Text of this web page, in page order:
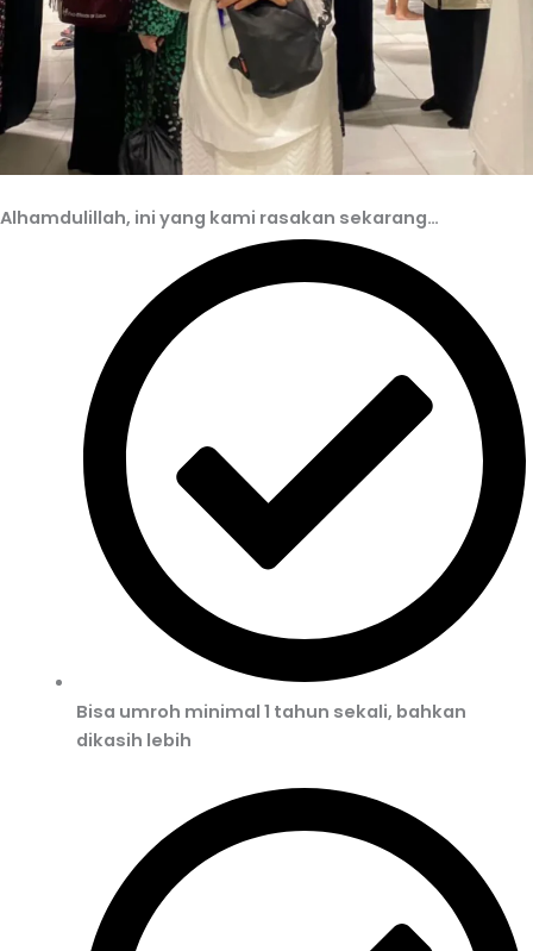
Alhamdulillah, ini yang kami rasakan sekarang…
Bisa umroh minimal 1 tahun sekali, bahkan
dikasih lebih